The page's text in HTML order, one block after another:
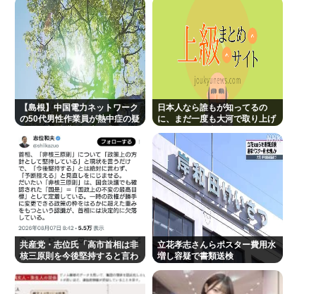
【島根】中国電力ネットワーク
の50代男性作業員が熱中症の疑
れる 邑南町
日本人なら誰もが知ってるの
に、まだ一度も大河で取り上げ
共産党・志位氏「高市首相は非
核三原則を今後堅持すると言わ
立花孝志さんらポスター費用水
増し容疑で書類送検